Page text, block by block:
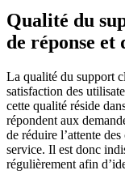
Qualité du
de réponse et
La qualité du support
satisfaction des
cette qualité réside
répondent aux
de réduire l’attente
service. Il est donc
régulièrement afin